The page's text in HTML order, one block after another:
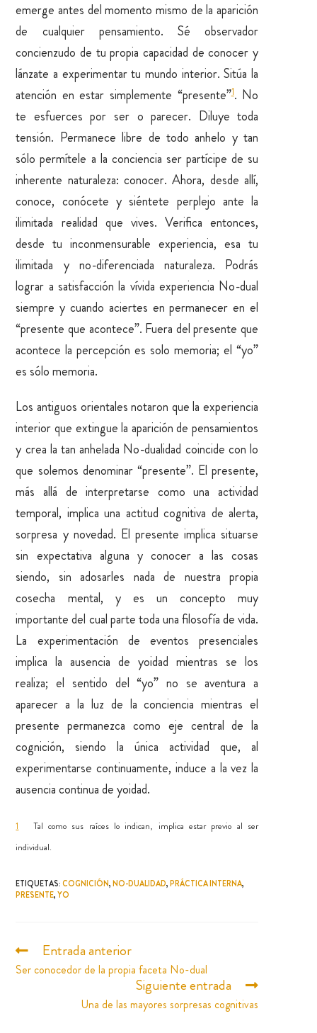
emerge antes del momento mismo de la aparición
de cualquier pensamiento. Sé observador
concienzudo de tu propia capacidad de conocer y
lánzate a experimentar tu mundo interior. Sitúa la
atención en estar simplemente “presente”1. No
te esfuerces por ser o parecer. Diluye toda
tensión. Permanece libre de todo anhelo y tan
sólo permítele a la conciencia ser partícipe de su
inherente naturaleza: conocer. Ahora, desde allí,
conoce, conócete y siéntete perplejo ante la
ilimitada realidad que vives. Verifica entonces,
desde tu inconmensurable experiencia, esa tu
ilimitada y no-diferenciada naturaleza. Podrás
lograr a satisfacción la vívida experiencia No-dual
siempre y cuando aciertes en permanecer en el
“presente que acontece”. Fuera del presente que
acontece la percepción es solo memoria; el “yo”
es sólo memoria.
Los antiguos orientales notaron que la experiencia
interior que extingue la aparición de pensamientos
y crea la tan anhelada No-dualidad coincide con lo
que solemos denominar “presente”. El presente,
más allá de interpretarse como una actividad
temporal, implica una actitud cognitiva de alerta,
sorpresa y novedad. El presente implica situarse
sin expectativa alguna y conocer a las cosas
siendo, sin adosarles nada de nuestra propia
cosecha mental, y es un concepto muy
importante del cual parte toda una filosofía de vida.
La experimentación de eventos presenciales
implica la ausencia de yoidad mientras se los
realiza; el sentido del “yo” no se aventura a
aparecer a la luz de la conciencia mientras el
presente permanezca como eje central de la
cognición, siendo la única actividad que, al
experimentarse continuamente, induce a la vez la
ausencia continua de yoidad.
1 Tal como sus raíces lo indican, implica estar previo al ser
individual.
ETIQUETAS:COGNICIÓN, NO-DUALIDAD, PRÁCTICA INTERNA,
PRESENTE, YO
Entrada anterior
Ser conocedor de la propia faceta No-dual
Siguiente entrada
Una de las mayores sorpresas cognitivas